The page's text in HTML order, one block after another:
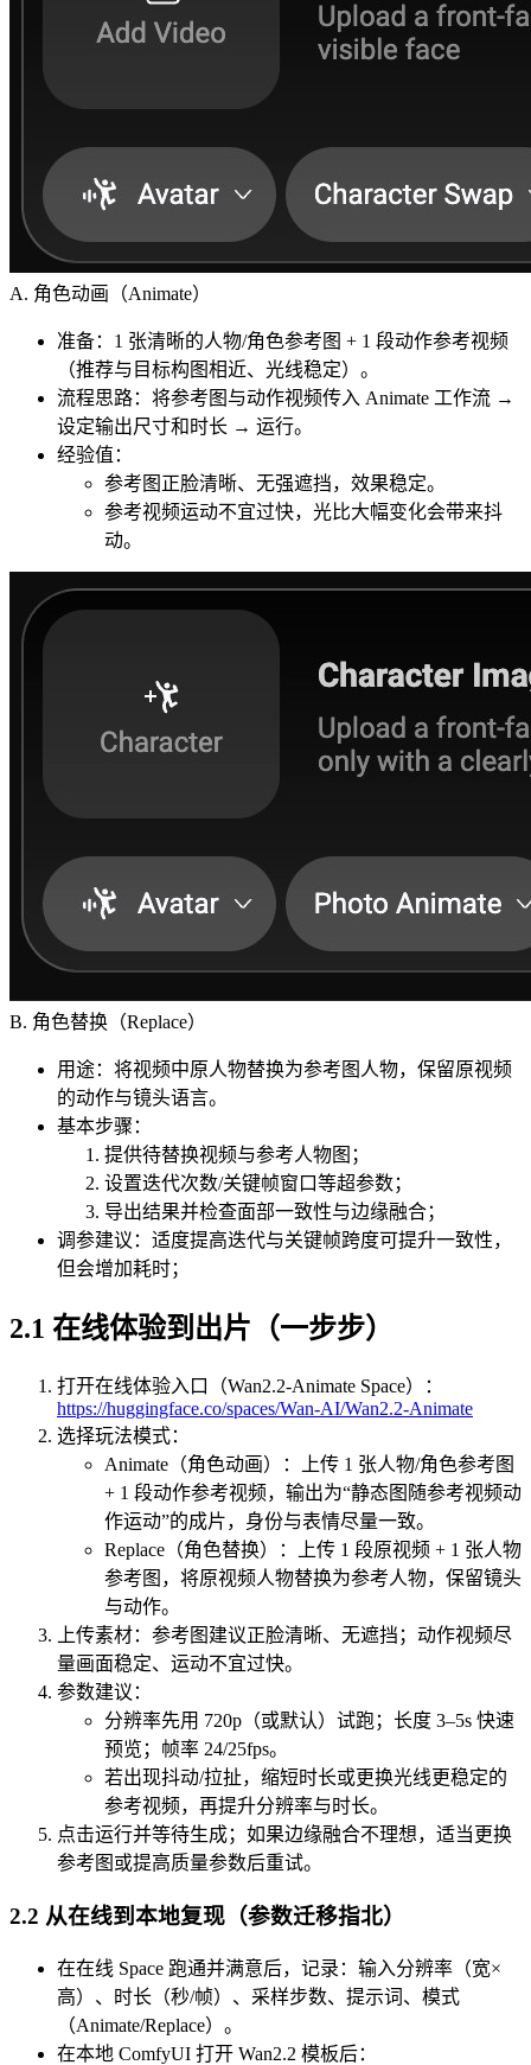
A. 角色动画（Animate）
准备：1 张清晰的人物/角色参考图 + 1 段动作参考视频
（推荐与目标构图相近、光线稳定）。
流程思路：将参考图与动作视频传入 Animate 工作流 →
设定输出尺寸和时长 → 运行。
经验值：
参考图正脸清晰、无强遮挡，效果稳定。
参考视频运动不宜过快，光比大幅变化会带来抖
动。
B. 角色替换（Replace）
用途：将视频中原人物替换为参考图人物，保留原视频
的动作与镜头语言。
基本步骤：
提供待替换视频与参考人物图；
设置迭代次数/关键帧窗口等超参数；
导出结果并检查面部一致性与边缘融合；
调参建议：适度提高迭代与关键帧跨度可提升一致性，
但会增加耗时；
2.1 在线体验到出片（一步步）
打开在线体验入口（Wan2.2‑Animate Space）：
https://huggingface.co/spaces/Wan-AI/Wan2.2-Animate
选择玩法模式：
Animate（角色动画）：上传 1 张人物/角色参考图
+ 1 段动作参考视频，输出为“静态图随参考视频动
作运动”的成片，身份与表情尽量一致。
Replace（角色替换）：上传 1 段原视频 + 1 张人物
参考图，将原视频人物替换为参考人物，保留镜头
与动作。
上传素材：参考图建议正脸清晰、无遮挡；动作视频尽
量画面稳定、运动不宜过快。
参数建议：
分辨率先用 720p（或默认）试跑；长度 3–5s 快速
预览；帧率 24/25fps。
若出现抖动/拉扯，缩短时长或更换光线更稳定的
参考视频，再提升分辨率与时长。
点击运行并等待生成；如果边缘融合不理想，适当更换
参考图或提高质量参数后重试。
2.2 从在线到本地复现（参数迁移指北）
在在线 Space 跑通并满意后，记录：输入分辨率（宽×
高）、时长（秒/帧）、采样步数、提示词、模式
（Animate/Replace）。
在本地 ComfyUI 打开 Wan2.2 模板后：